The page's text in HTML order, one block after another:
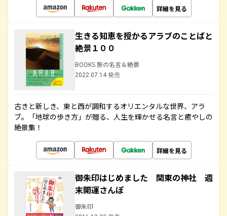
詳細を見る
生きる知恵を授かるアラブのことばと
絶景１００
BOOKS 旅の名言＆絶景
2022.07.14 発売
古きと新しき、東と西が調和するオリエンタルな世界、アラ
ブ。「地球の歩き方」が贈る、人生を輝かせる名言と癒やしの
絶景集！
詳細を見る
御朱印はじめました 関東の神社 週
末開運さんぽ
御朱印